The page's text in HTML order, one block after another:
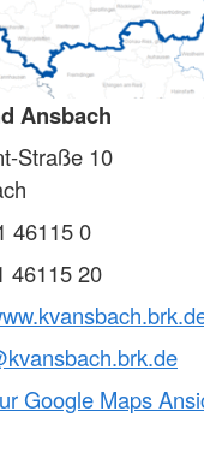
Ansbach
Straße 10
46115 0
46115 20
Google Maps